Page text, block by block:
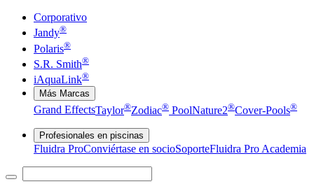
Corporativo
Jandy®
Polaris®
S.R. Smith®
iAquaLink®
Más Marcas
Grand EffectsTaylor®Zodiac® PoolNature2®Cover-Pools®
Profesionales en piscinas
Fluidra ProConviértase en socioSoporteFluidra Pro Academia